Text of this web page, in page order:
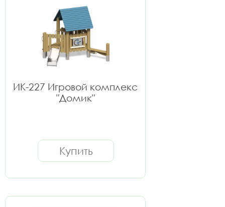
ИК-227 Игровой комплекс
"Домик"
Купить